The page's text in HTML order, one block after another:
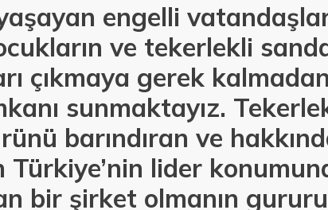
engelli
ve tekerlekli
çıkmaya gerek
sunmaktayız.
barındıran ve
lider
bir şirket olmanın